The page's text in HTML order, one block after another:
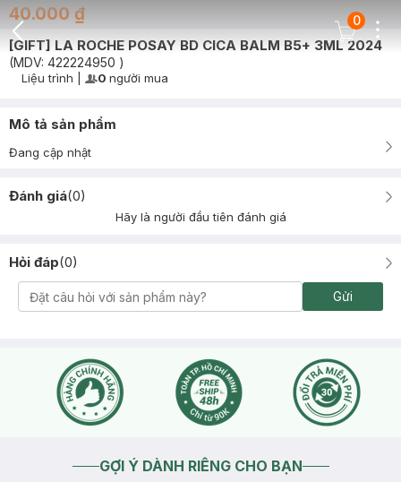
Back Icon
Cart Icon
0
40.000 ₫
[GIFT] LA ROCHE POSAY BD CICA BALM B5+ 3ML 2024
(MDV: 422224950 )
Timer Gray Icon
Liệu trình User Product Icon
0 người mua
Mô tả sản phẩm
Đang cập nhật
Đánh giá(0)
Hãy là người đầu tiên đánh giá
Hỏi đáp(0)
Gửi
GỢI Ý DÀNH RIÊNG CHO BẠN